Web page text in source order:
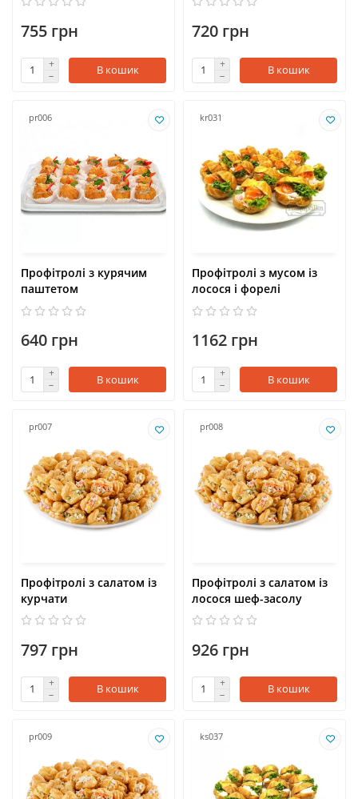
755 грн
В кошик
720 грн
В кошик
pr006
Профітролі з курячим
паштетом
640 грн
В кошик
kr031
Профітролі з мусом із
лосося і форелі
1162 грн
В кошик
pr007
Профітролі з салатом із
курчати
797 грн
В кошик
pr008
Профітролі з салатом із
лосося шеф-засолу
926 грн
В кошик
pr009 ks037